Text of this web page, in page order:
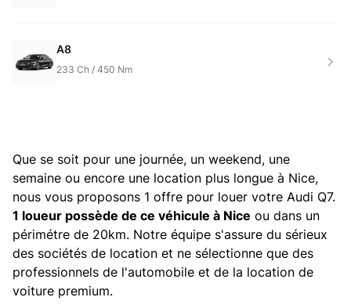
A8
233 Ch / 450 Nm
Que se soit pour une journée, un weekend, une
semaine ou encore une location plus longue à Nice,
nous vous proposons 1 offre pour louer votre Audi Q7.
1 loueur possède de ce véhicule à Nice ou dans un
périmétre de 20km. Notre équipe s'assure du sérieux
des sociétés de location et ne sélectionne que des
professionnels de l'automobile et de la location de
voiture premium.